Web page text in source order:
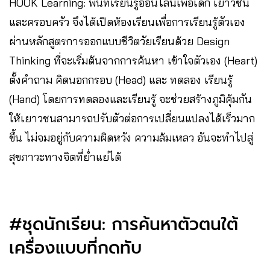
HOOK Learning: พื้นที่เรียนรู้ออนไลน์เพื่อเด็ก เยาวชน
และครอบครัว จึงได้เปิดห้องเรียนเพื่อการเรียนรู้ตัวเอง
ผ่านหลักสูตรการออกแบบชีวิตวัยเรียนด้วย Design
Thinking ที่จะเริ่มต้นจากการค้นหา เข้าใจตัวเอง (Heart)
ตั้งคำถาม คิดนอกกรอบ (Head) และ ทดลอง เรียนรู้
(Hand) โดยการทดลองและเรียนรู้ จะช่วยสร้างภูมิคุ้มกัน
ให้เยาวชนสามารถปรับตัวต่อการเปลี่ยนแปลงได้เร็วมาก
ขึ้น ไม่จมอยู่กับความผิดหวัง ความล้มเหลว อันจะทำไปสู่
สุขภาวะทางจิตที่ย่ำแย่ได้
#ชุดนักเรียน: การค้นหาตัวตนใต้
เครื่องแบบที่กดทับ